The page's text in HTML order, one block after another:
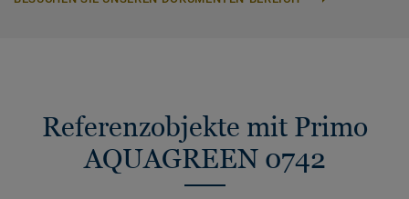
Referenzobjekte mit Primo
AQUAGREEN 0742